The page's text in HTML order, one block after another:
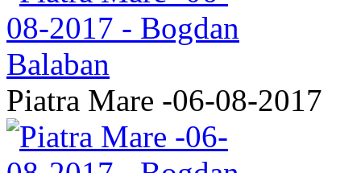
Piatra Mare -06-08-2017